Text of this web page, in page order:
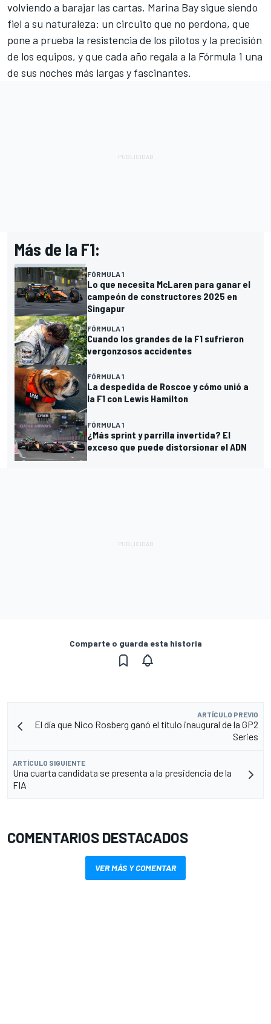
volviendo a barajar las cartas. Marina Bay sigue siendo
fiel a su naturaleza: un circuito que no perdona, que
pone a prueba la resistencia de los pilotos y la precisión
de los equipos, y que cada año regala a la Fórmula 1 una
de sus noches más largas y fascinantes.
Más de la F1:
FÓRMULA 1
Lo que necesita McLaren para ganar el
campeón de constructores 2025 en
Singapur
FÓRMULA 1
Cuando los grandes de la F1 sufrieron
vergonzosos accidentes
FÓRMULA 1
La despedida de Roscoe y cómo unió a
la F1 con Lewis Hamilton
FÓRMULA 1
¿Más sprint y parrilla invertida? El
exceso que puede distorsionar el ADN
Comparte o guarda esta historia
ARTÍCULO PREVIO
El día que Nico Rosberg ganó el título inaugural de la GP2
Series
ARTÍCULO SIGUIENTE
Una cuarta candidata se presenta a la presidencia de la
FIA
COMENTARIOS DESTACADOS
VER MÁS Y COMENTAR